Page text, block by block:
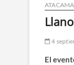
ATACAMA
4
El